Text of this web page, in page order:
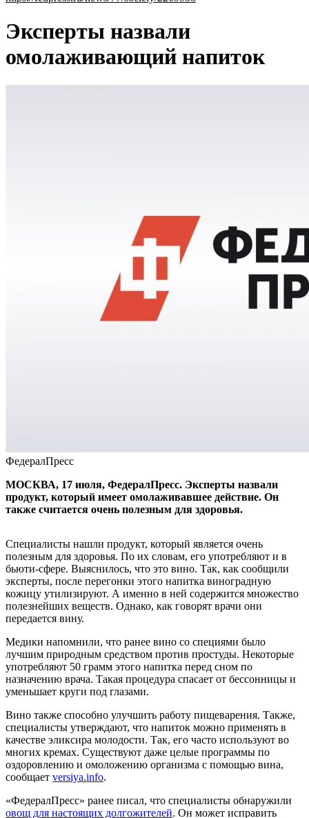
Эксперты назвали
омолаживающий напиток
ФедералПресс
МОСКВА, 17 июля, ФедералПресс. Эксперты назвали
продукт, который имеет омолаживавшее действие. Он
также считается очень полезным для здоровья.
Специалисты нашли продукт, который является очень
полезным для здоровья. По их словам, его употребляют и в
бьюти-сфере. Выяснилось, что это вино. Так, как сообщили
эксперты, после перегонки этого напитка виноградную
кожицу утилизируют. А именно в ней содержится множество
полезнейших веществ. Однако, как говорят врачи они
передается вину.
Медики напомнили, что ранее вино со специями было
лучшим природным средством против простуды. Некоторые
употребляют 50 грамм этого напитка перед сном по
назначению врача. Такая процедура спасает от бессонницы и
уменьшает круги под глазами.
Вино также способно улучшить работу пищеварения. Также,
специалисты утверждают, что напиток можно применять в
качестве эликсира молодости. Так, его часто используют во
многих кремах. Существуют даже целые программы по
оздоровлению и омоложению организма с помощью вина,
сообщает versiya.info.
«ФедералПресс» ранее писал, что специалисты обнаружили
овощ для настоящих долгожителей. Он может исправить